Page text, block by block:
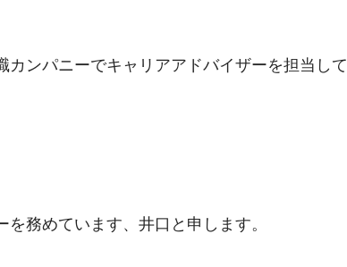
ンパニーでキャリアアドバイザーを担当して
務めています、井口と申します。